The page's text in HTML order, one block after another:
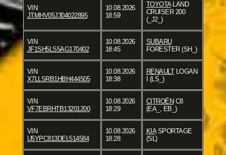
VIN
JTMHV05J304022895
10.08.2026
18:59
TOYOTALAND
CRUISER 200
(_J2_)
VIN
JF1SH5LS5AG170402
10.08.2026
18:45
SUBARU
FORESTER (SH_)
VIN
X7LLSRB1HBH444505
10.08.2026
18:38
RENAULTLOGAN
I (LS_)
VIN
VF7EBRHTB13201200
10.08.2026
18:29
CITROËN C8
(EA_, EB_)
VIN
U5YPC813DEL514584
10.08.2026
18:28
KIASPORTAGE
(SL)